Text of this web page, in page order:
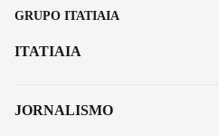
GRUPO ITATIAIA
ITATIAIA
JORNALISMO